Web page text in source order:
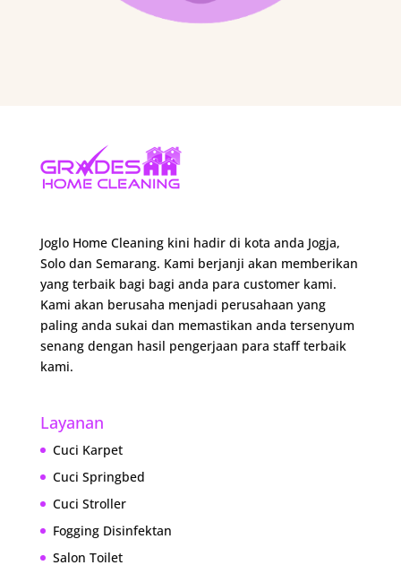
Joglo Home Cleaning kini hadir di kota anda Jogja,
Solo dan Semarang. Kami berjanji akan memberikan
yang terbaik bagi bagi anda para customer kami.
Kami akan berusaha menjadi perusahaan yang
paling anda sukai dan memastikan anda tersenyum
senang dengan hasil pengerjaan para staff terbaik
kami.
Layanan
Cuci Karpet
Cuci Springbed
Cuci Stroller
Fogging Disinfektan
Salon Toilet